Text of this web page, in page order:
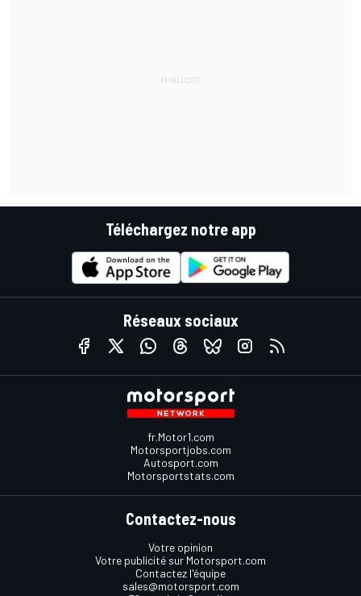
Téléchargez notre app
Réseaux sociaux
fr.Motor1.com
Motorsportjobs.com
Autosport.com
Motorsportstats.com
Contactez-nous
Votre opinion
Votre publicité sur Motorsport.com
Contactez l'équipe
sales@motorsport.com